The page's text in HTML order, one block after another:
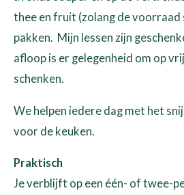
thee en fruit (zolang de
pakken. Mijn lessen zijn
afloop is er gelegenheid om op
schenken.
We helpen iedere dag met het
voor de keuken.
Praktisch
Je verblijft op een één- of twee-